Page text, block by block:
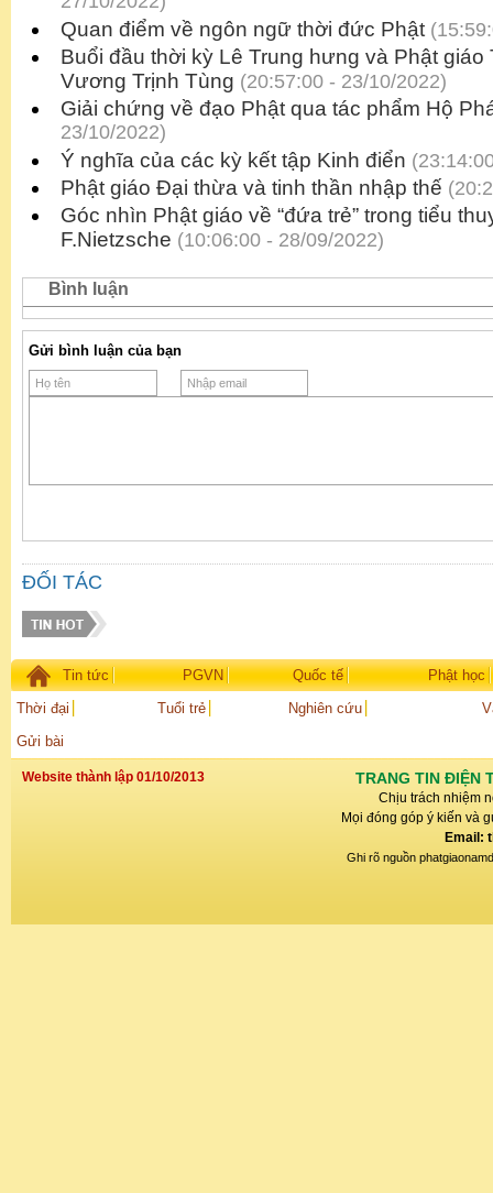
Quan điểm về ngôn ngữ thời đức Phật
Buổi đầu thời kỳ Lê Trung hưng và Phật
Vương Trịnh Tùng (20:57:00 - 23/10/2022)
Giải chứng về đạo Phật qua tác phẩm Hộ
23/10/2022)
Ý nghĩa của các kỳ kết tập Kinh điển
Phật giáo Đại thừa và tinh thần nhập thế
Góc nhìn Phật giáo về “đứa trẻ” trong tiểu
F.Nietzsche (10:06:00 - 28/09/2022)
Bình luận
Gửi bình luận của bạn
ĐỐI TÁC
Tin tức PGVN Quốc tế
Phật học
Thời đại
Tuổi trẻ Nghiên cứu
Gửi bài
Website thành lập 01/10/2013 TRANG TIN ĐIỆN
Chịu trách nhiệm
Mọi đóng góp ý kiến và
Email:
Ghi rõ nguồn